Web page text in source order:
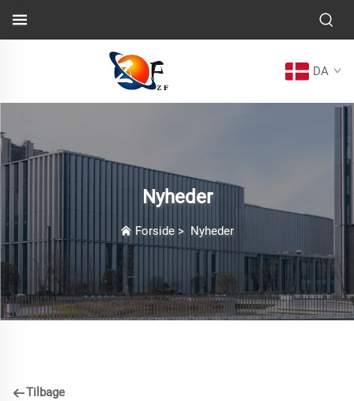
DA
Nyheder
Forside > Nyheder
Tilbage